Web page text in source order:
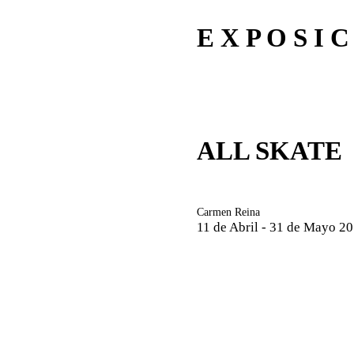
E X P O S I
ALL SKATE
Carmen Reina
11 de Abril - 31 de Mayo